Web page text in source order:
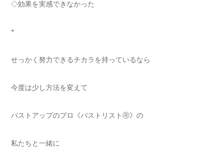
◇効果を実感できなかった
*
せっかく努力できるチカラを持っているなら
今度は少し方法を変えて
バストアップのプロ《バストリストⓇ》の
私たちと一緒に